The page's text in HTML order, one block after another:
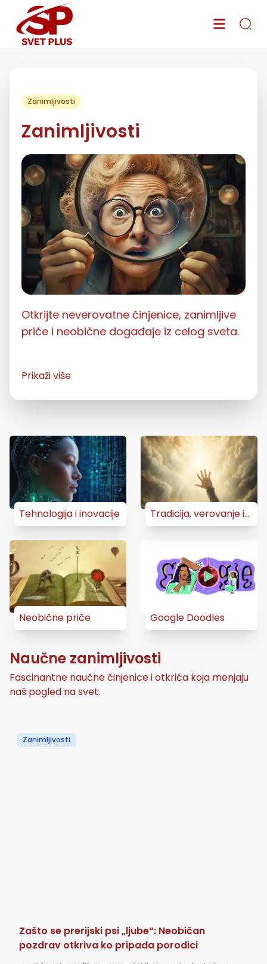
Zanimljivosti
Zanimljivosti
Otkrijte neverovatne činjenice, zanimljive
priče i neobične događaje iz celog sveta.
Prikaži više
Tehnologija i inovacije
Tradicija, verovanje i
običaji
Neobične priče Google Doodles
Naučne zanimljivosti
Fascinantne naučne činjenice i otkrića koja menjaju
naš pogled na svet.
Zanimljivosti
Zašto se prerijski psi „ljube“: Neobičan
pozdrav otkriva ko pripada porodici